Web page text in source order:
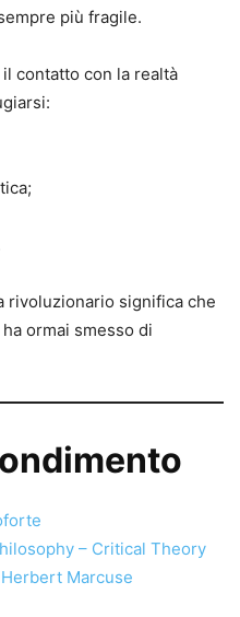
più fragile.
contatto con la realtà
rivoluzionario significa che
ormai smesso di
– Critical Theory
Marcuse